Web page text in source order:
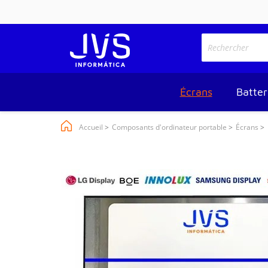
Écrans
Accueil Composants d'ordinateur portable Écrans